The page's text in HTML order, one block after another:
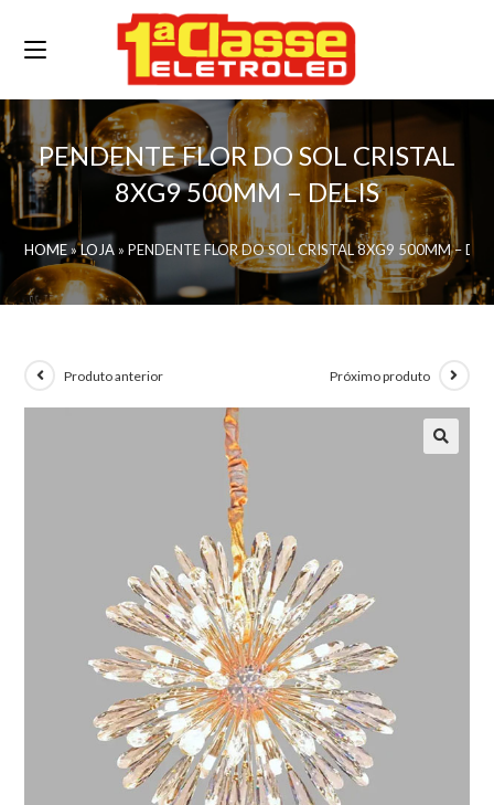
PENDENTE FLOR DO SOL CRISTAL
8XG9 500MM – DELIS
HOME »LOJA »PENDENTE FLOR DO SOL CRISTAL 8XG9 500MM –
Produto anterior Próximo produto